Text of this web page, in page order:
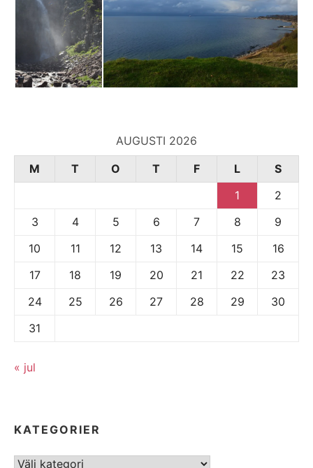
AUGUSTI 2026
M
T O T F L
S
1
2
3
4 5 6 7 8
9
10
11 12 13 14 15
16
17
18 19 20 21 22
23
24
25 26 27 28 29
30
31
« jul
KATEGORIER
Kategorier